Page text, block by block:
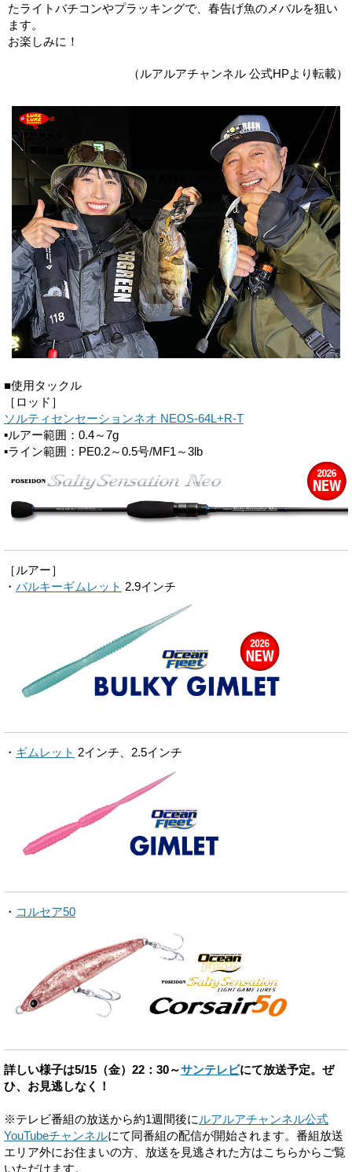
たライトバチコンやプラッキングで、春告げ魚のメバルを狙い
ます。
お楽しみに！
（ルアルアチャンネル 公式HPより転載）
■使用タックル
［ロッド］
ソルティセンセーションネオ NEOS-64L+R-T
▪ルアー範囲：0.4～7g
▪ライン範囲：PE0.2～0.5号/MF1～3lb
［ルアー］
・ バルキーギムレット 2.9インチ
・ ギムレット 2インチ、2.5インチ
・ コルセア50
詳しい様子は5/15（金）22：30～サンテレビにて放送予定。ぜ
ひ、お見逃しなく！
※テレビ番組の放送から約1週間後にルアルアチャンネル公式
YouTubeチャンネルにて同番組の配信が開始されます。番組放送
エリア外にお住まいの方、放送を見逃された方はこちらからご覧
いただけます。